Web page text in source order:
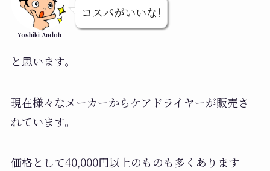
Yoshiki Andoh
コスパがいいな!
と思います。
現在様々なメーカーからケアドライヤーが販売さ
れています。
価格として40,000円以上のものも多くあります